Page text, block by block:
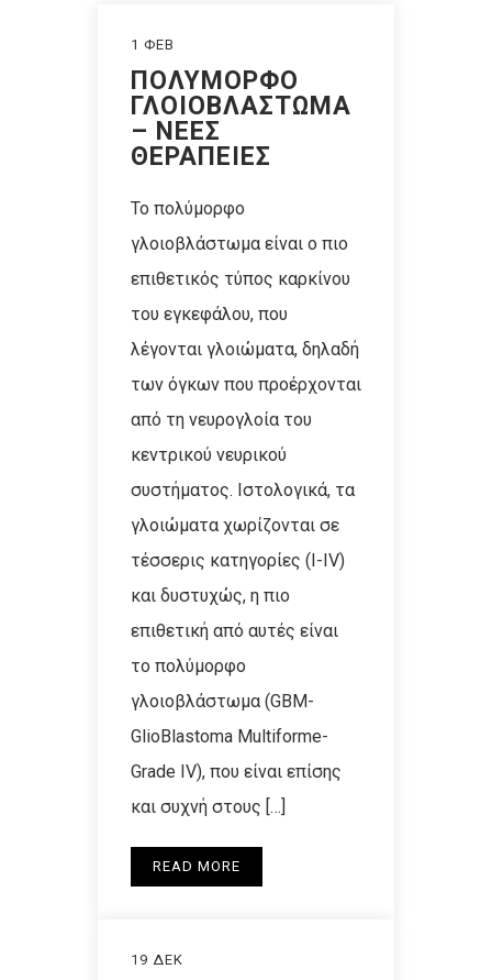
1 ΦΕΒ
ΠΟΛΥΜΟΡΦΟ
ΓΛΟΙΟΒΛΑΣΤΩΜΑ
– ΝΕΕΣ
ΘΕΡΑΠΕΙΕΣ
To πολύμορφο
γλοιοβλάστωμα είναι ο πιο
επιθετικός τύπος καρκίνου
του εγκεφάλου, που
λέγονται γλοιώματα, δηλαδή
των όγκων που προέρχονται
από τη νευρογλοία του
κεντρικού νευρικού
συστήματος. Ιστολογικά, τα
γλοιώματα χωρίζονται σε
τέσσερις κατηγορίες (Ι-ΙV)
και δυστυχώς, η πιο
επιθετική από αυτές είναι
το πολύμορφο
γλοιοβλάστωμα (GBM-
GlioBlastoma Multiforme-
Grade IV), που είναι επίσης
και συχνή στους […]
READ MORE
19 ΔΕΚ